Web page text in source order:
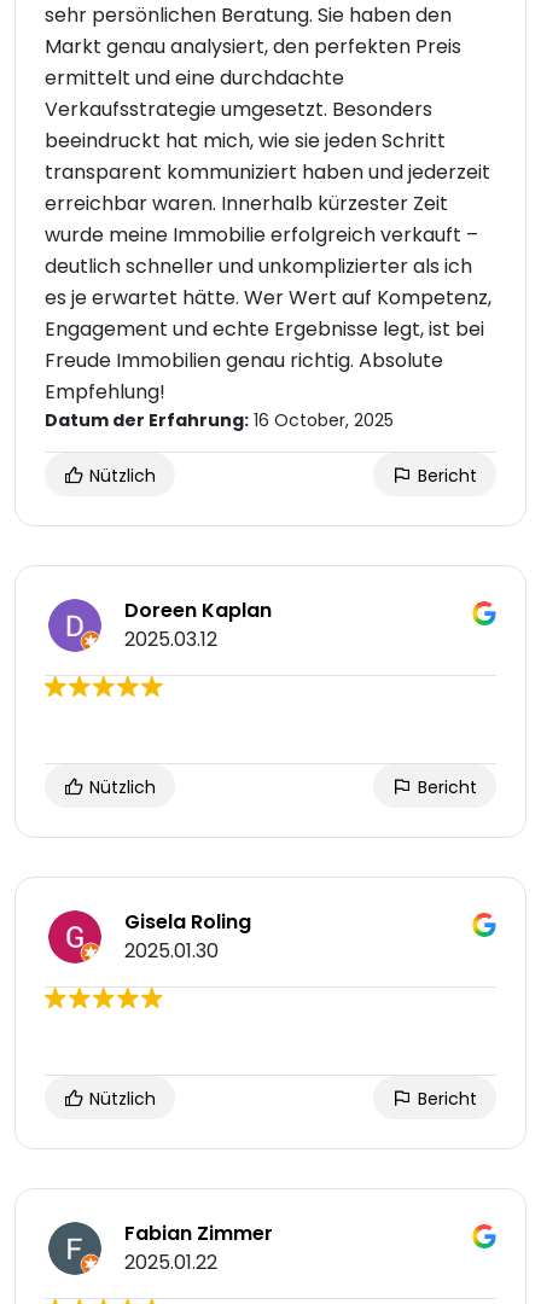
sehr persönlichen Beratung. Sie haben den
Markt genau analysiert, den perfekten Preis
ermittelt und eine durchdachte
Verkaufsstrategie umgesetzt. Besonders
beeindruckt hat mich, wie sie jeden Schritt
transparent kommuniziert haben und jederzeit
erreichbar waren. Innerhalb kürzester Zeit
wurde meine Immobilie erfolgreich verkauft –
deutlich schneller und unkomplizierter als ich
es je erwartet hätte. Wer Wert auf Kompetenz,
Engagement und echte Ergebnisse legt, ist bei
Freude Immobilien genau richtig. Absolute
Empfehlung!
Datum der Erfahrung: 16 October, 2025
Nützlich Bericht
Doreen Kaplan
2025.03.12
Nützlich Bericht
Gisela Roling
2025.01.30
Nützlich Bericht
Fabian Zimmer
2025.01.22